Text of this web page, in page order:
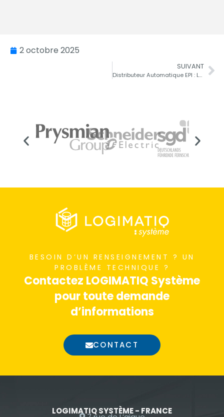
2 octobre 2025
SUIVANT
Distributeur Automatique EPI : Le Guide Complet pour l’Industrie en 2026
BESOIN D’UN RENSEIGNEMENT ? UN
PROBLÈME TECHNIQUE ?
Contactez LOGIMATIQ Système
pour toute demande
d’informations
CONTACT
LOGIMATIQ SYSTÈME - FRANCE